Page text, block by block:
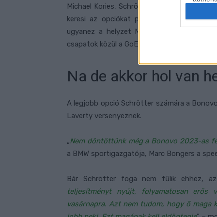
Michael Kories, Schrötter menedzsere
keresi az opciókat patronáltja számára.
ugyanez a helyzet Mirko Giansantiéknál,
csapatok közül a GoEleven és a Barni is,
Na de akkor hol van
A legjobb opció Schrötter számára a
Laverty versenyeznek.
„Nem döntöttünk még a Bonovo 2023-as
a BMW sportigazgatója, Marc Bongers a
Bár Schrötter foga nem fűlik ehhez,
teljesítményt nyújt, folyamatosan erős
vasárnapra. Azt nem tudom, hogy ő